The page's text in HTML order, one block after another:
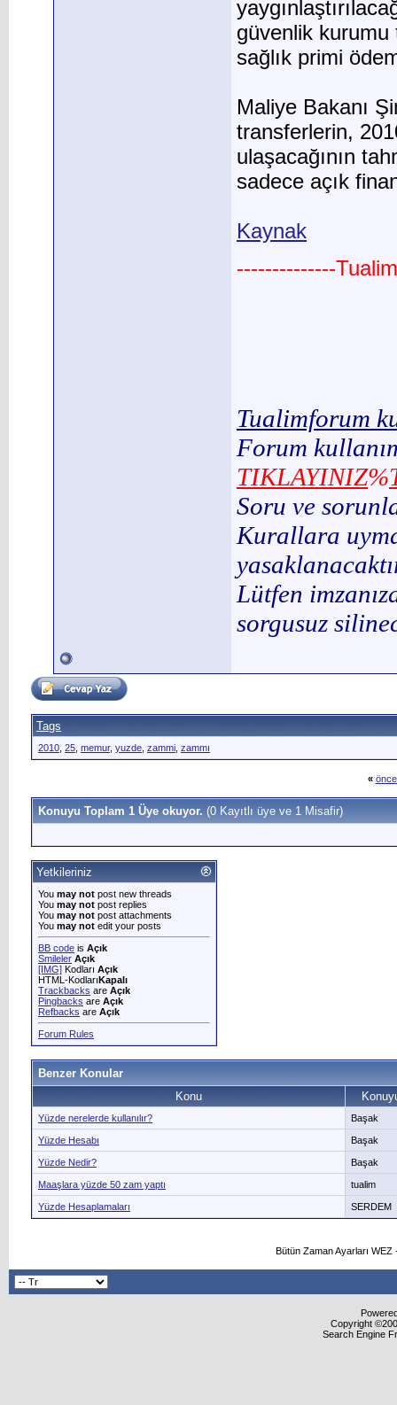
güvenlik kurumu
sağlık primi
Maliye Bakanı
transferlerin,
ulaşacağının
sadece açık
Kaynak
--------------
Tualimforum
Forum
TIKLAYINIZ%
Soru ve
Kurallara
Lütfen
sorgusuz
Tags
2010 25 memur, yuzde zammi zammı
«
Konuyu Toplam 1 Üye okuyor. (0 Kayıtlı üye ve 1 Misafir)
Yetkileriniz
You may not post new threads
You may not post replies
You may not post attachments
You may not edit your posts
BB code is Açık
Smileler Açık
[IMG] Kodları Açık
HTML-KodlarıKapalı
Trackbacks are Açık
Pingbacks are Açık
Refbacks are Açık
Forum Rules
Benzer Konular
Konu
Yüzde nerelerde kullanılır? Başak
Yüzde Hesabı Başak
Yüzde Nedir? Başak
Maaşlara yüzde 50 zam yaptı tualim
Yüzde Hesaplamaları SERDEM
Bütün Zaman Ayarları
Copyright
Search Engine